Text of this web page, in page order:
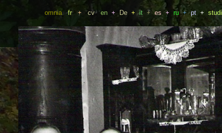
omnia fr + cv en + De + it + es + ru + pt +